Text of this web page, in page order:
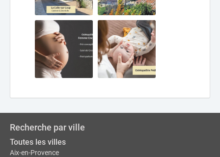
Recherche par ville
Toutes les villes
Aix-en-Provence